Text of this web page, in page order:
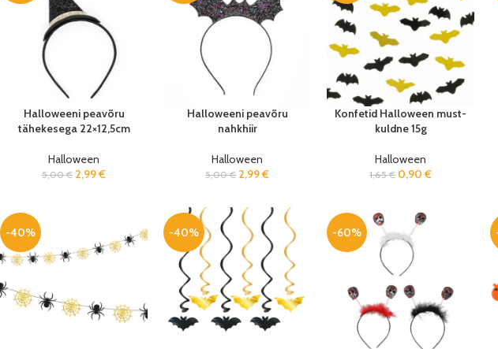
Halloweeni peavõru
tähekesega 22×12,5cm
Halloween
5,00€ 2,99€
Halloweeni peavõru
nahkhiir
Halloween
5,00€ 2,99€
Konfetid Halloween must-
kuldne 15g
Halloween
1,65€ 0,90 €
-40% -40% -60%